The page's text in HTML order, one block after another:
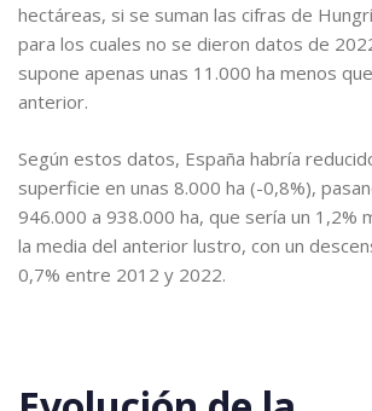
hectáreas, si se suman las cifras de
para los cuales no se dieron datos de
supone apenas unas 11.000 ha menos
anterior.
Según estos datos, España habría
superficie en unas 8.000 ha (-0,8%),
946.000 a 938.000 ha, que sería un 1,2%
la media del anterior lustro, con un
0,7% entre 2012 y 2022.